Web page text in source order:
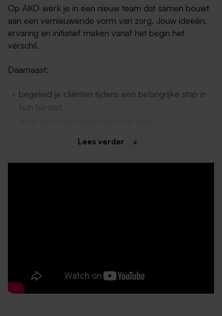
Op AKO werk je in een nieuw team dat samen bouwt
aan een vernieuwende vorm van zorg. Jouw ideeën,
ervaring en initiatief maken vanaf het begin het
verschil.
Daarnaast:
begeleid je cliënten tijdens een belangrijke stap in
hun herstel;
krijg je ruimte om mee te denken over de
is geen dag hetzelfde.
Je:
Lees verder